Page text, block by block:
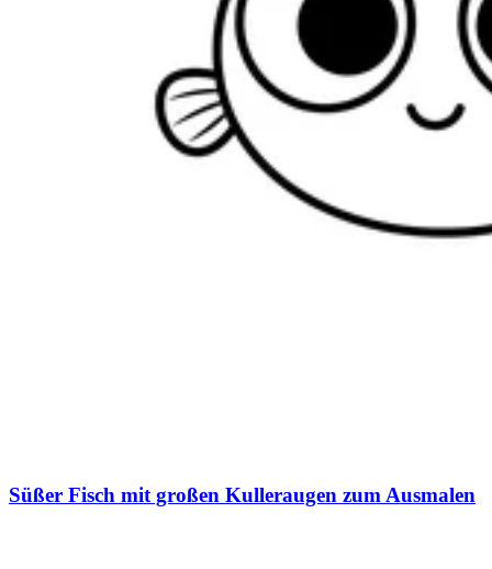
Süßer Fisch mit großen Kulleraugen zum Ausmalen